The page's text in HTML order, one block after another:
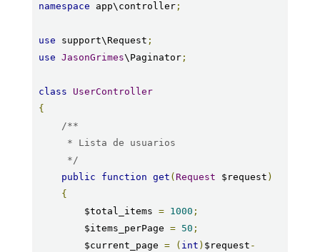
namespace app\controller;
use support\Request ;
use JasonGrimes\Paginator;
class
UserController
{
/**
     */
public
function get ( Request $request )
{
        $total_items
= 1000 ;
        $items_perPage
= 50 ;
        $current_page
= ( int ) $request -